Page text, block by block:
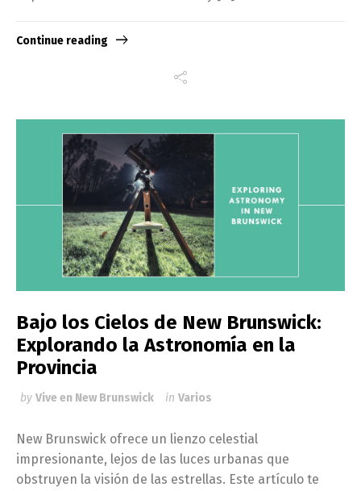
Continue reading
Bajo los Cielos de New Brunswick:
Explorando la Astronomía en la
Provincia
by Vive en New Brunswick in Varios
New Brunswick ofrece un lienzo celestial
impresionante, lejos de las luces urbanas que
obstruyen la visión de las estrellas. Este artículo te